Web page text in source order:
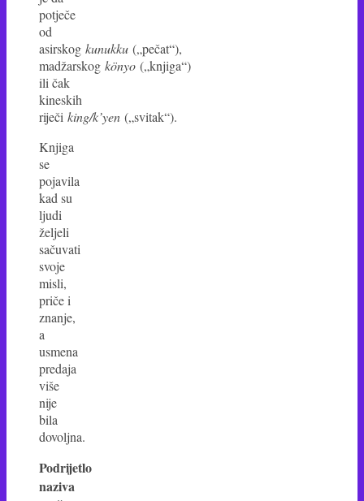
potječe
od
asirskog kunukku („pečat“),
madžarskog könyo („knjiga“)
ili čak
kineskih
riječi king/k’yen („svitak“).
Knjiga
se
pojavila
kad su
ljudi
željeli
sačuvati
svoje
misli,
priče i
znanje,
a
usmena
predaja
više
nije
bila
dovoljna.
Podrijetlo
naziva